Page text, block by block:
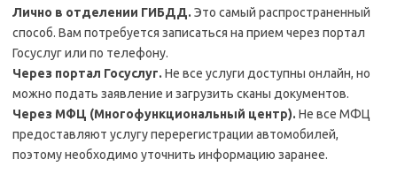
Лично в отделении ГИБДД. Это самый распространенный
способ. Вам потребуется записаться на прием через портал
Госуслуг или по телефону.
Через портал Госуслуг. Не все услуги доступны онлайн, но
можно подать заявление и загрузить сканы документов.
Через МФЦ (Многофункциональный центр). Не все МФЦ
предоставляют услугу перерегистрации автомобилей,
поэтому необходимо уточнить информацию заранее.